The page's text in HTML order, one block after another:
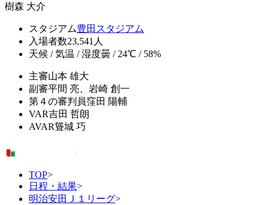
樹森 大介
スタジアム豊田スタジアム
入場者数23,541人
天候 / 気温 / 湿度曇 / 24℃ / 58%
主審山本 雄大
副審平間 亮、岩崎 創一
第４の審判員窪田 陽輔
VAR吉田 哲朗
AVAR聳城 巧
TOP>
日程・結果>
明治安田Ｊ１リーグ>